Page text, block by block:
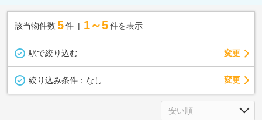
該当物件数 5件 1～5 件を表示
駅で絞り込む 変更
絞り込み条件： なし 変更